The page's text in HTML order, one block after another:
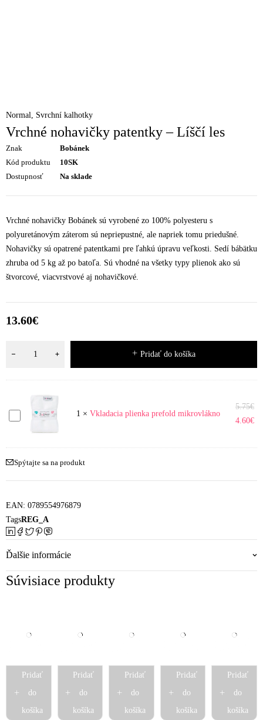
Normal Svrchní kalhotky
Vrchné nohavičky patentky – Líščí les
Znak
Bobánek
Kód produktu
10SK
Dostupnosť
Na sklade
Vrchné nohavičky Bobánek sú vyrobené zo 100% polyesteru s
polyuretánovým záterom sú nepriepustné, ale napriek tomu priedušné.
Nohavičky sú opatrené patentkami pre ľahkú úpravu veľkosti. Sedí bábätku
zhruba od 5 kg až po batoľa. Sú vhodné na všetky typy plienok ako sú
štvorcové, viacvrstvové aj nohavičkové.
13.60€
Pridať do košíka
plienka
prefold
mikrovlákno
1 × Vkladacia plienka prefold mikrovlákno
5.75€
4.60€
Spýtajte sa na produkt
EAN: 0789554976879
TagsREG_A
Ďalšie informácie
Súvisiace produkty
Pridať
do
košíka
Pridať
do
košíka
Pridať
do
košíka
Pridať
do
košíka
Pridať
do
košíka